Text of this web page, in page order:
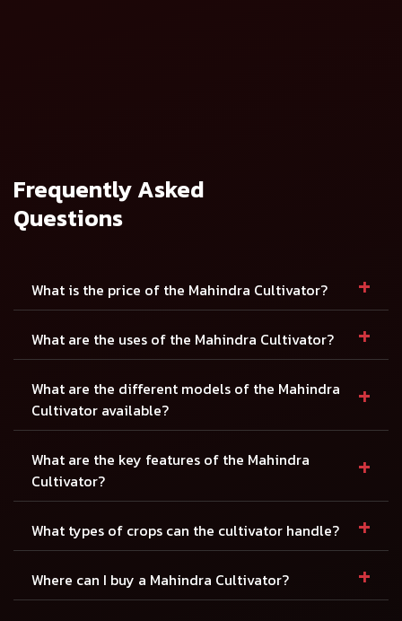
Frequently Asked
Questions
What is the price of the Mahindra Cultivator? +
What are the uses of the Mahindra Cultivator? +
What are the different models of the Mahindra
Cultivator available?
+
What are the key features of the Mahindra
Cultivator?
+
What types of crops can the cultivator handle? +
Where can I buy a Mahindra Cultivator? +